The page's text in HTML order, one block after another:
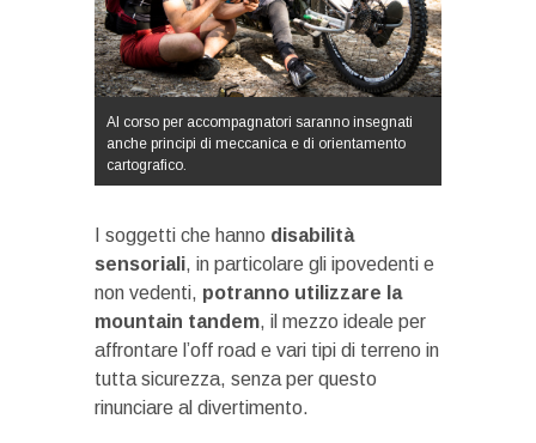
Al corso per accompagnatori saranno insegnati
anche principi di meccanica e di orientamento
cartografico.
I soggetti che hanno disabilità
sensoriali, in particolare gli ipovedenti e
non vedenti, potranno utilizzare la
mountain tandem, il mezzo ideale per
affrontare l’off road e vari tipi di terreno in
tutta sicurezza, senza per questo
rinunciare al divertimento.